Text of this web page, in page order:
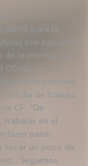
son bastante
la interrupción
19 y el
primera persona
un día de trabajo
CF. “De
trabajar en el
buen paso,
tocar un poco de
Seguimos